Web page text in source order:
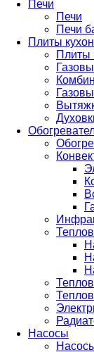
Печи
Печи
Печи
Плиты
Плиты
Насосы